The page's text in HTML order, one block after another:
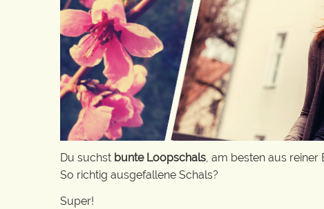
Du suchst bunte Loopschals, am besten aus reiner
So richtig ausgefallene Schals?
Super!